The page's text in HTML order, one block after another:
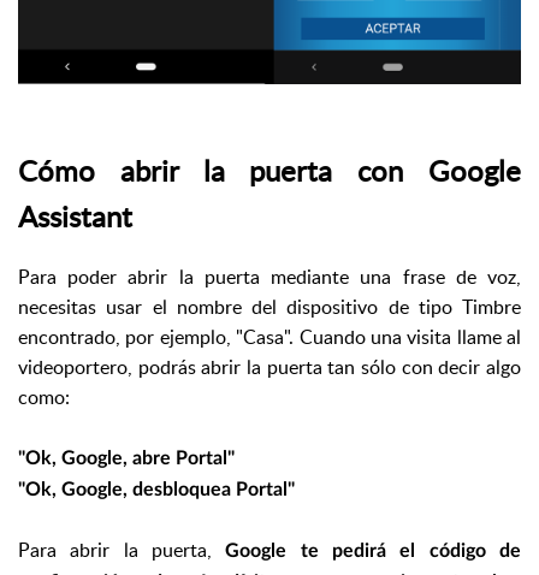
Cómo abrir la puerta con Google
Assistant
Para poder abrir la puerta mediante una frase de voz,
necesitas usar el nombre del dispositivo de tipo Timbre
encontrado, por ejemplo, "Casa". Cuando una visita llame al
videoportero, podrás abrir la puerta tan sólo con decir algo
como:
"Ok, Google, abre Portal"
"Ok, Google, desbloquea Portal"
Para abrir la puerta,Google te pedirá el código de